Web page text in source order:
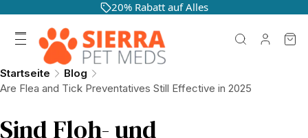
20% Rabatt auf Alles
Startseite
Blog
Are Flea and Tick Preventatives Still Effective in 2025
Sind Floh- und